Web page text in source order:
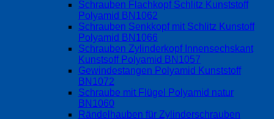
Schrauben Flachkopf Schlitz Kunststoff
Polyamid BN1062
Schrauben Senkkopf mit Schlitz Kunstoff
Polyamid BN1066
Schrauben Zylinderkopf Innensechskant
Kunstsoff Polyamid BN1057
Gewindestangen Polyamid Kunststoff
BN1072
Schraube mit Flügel Polyamid natur
BN1060
Rändelhauben für Zylinderschrauben